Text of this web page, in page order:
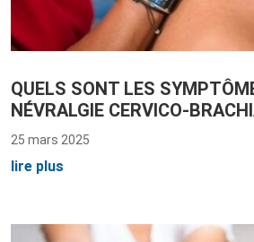
QUELS SONT LES
NÉVRALGIE CERVICO-
25 mars 2025
lire plus